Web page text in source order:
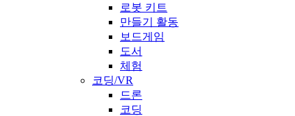
로봇 키트
만들기 활동
보드게임
도서
체험
코딩/VR
드론
코딩